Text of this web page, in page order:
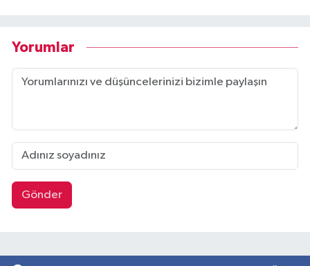
Yorumlar
Gönder